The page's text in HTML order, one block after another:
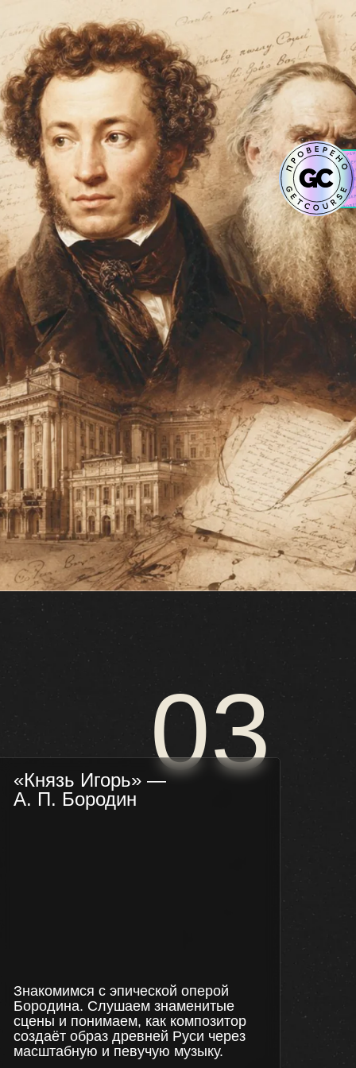
03
Знакомимся с эпической оперой
Бородина. Слушаем знаменитые
сцены и понимаем, как композитор
создаёт образ древней Руси через
масштабную и певучую музыку.
«Князь Игорь» —
А. П. Бородин